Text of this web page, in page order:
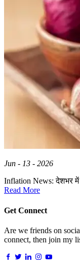
Jun - 13 - 2026
Inflation News: देशभर में
Read More
Get Connect
Are we friends on
connect, then join my